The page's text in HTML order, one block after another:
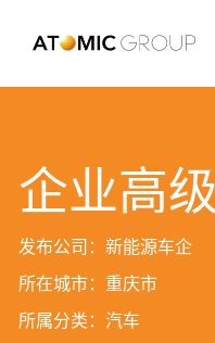
企业高
发布公司：新能源车企
所在城市：重庆市
所属分类：汽车